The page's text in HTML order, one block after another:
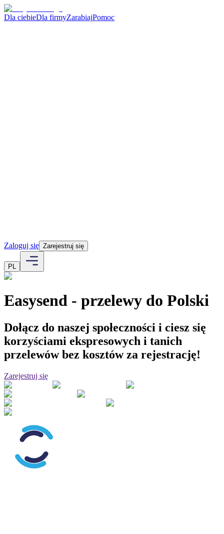
Dla ciebieDla firmyZarabiajPomoc
Zaloguj się Zarejestruj się
PL
Easysend - przelewy do Polski
Dołącz do naszej społeczności i ciesz się
korzyściami ekspresowych i tanich
przelewów bez kosztów za rejestrację!
Zarejestruj się